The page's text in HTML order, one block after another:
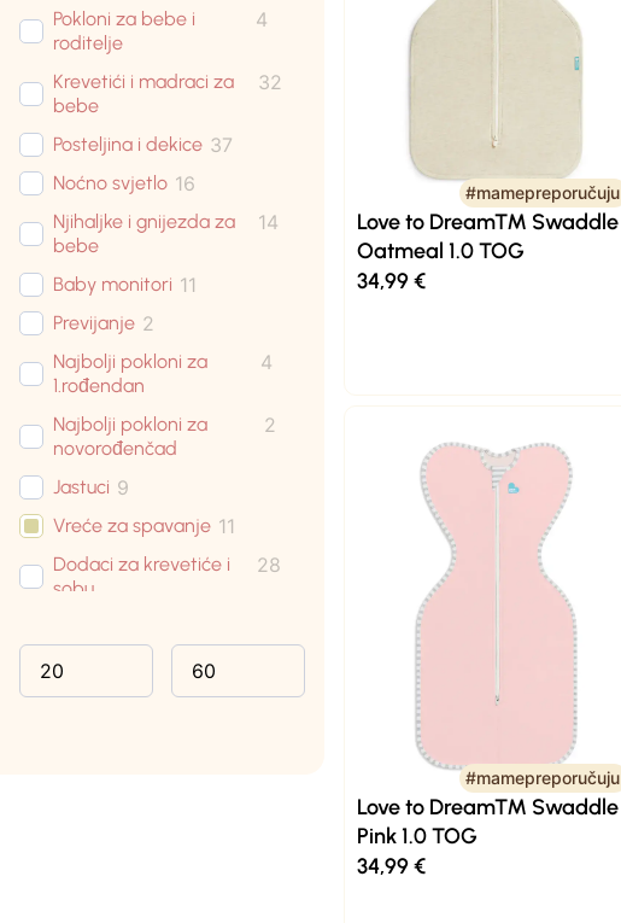
Pokloni za bebe i
roditelje
4
Krevetići i madraci za
bebe
32
Posteljina i dekice 37
Noćno svjetlo 16
Njihaljke i gnijezda za
bebe
14
Baby monitori 11
Previjanje 2
Najbolji pokloni za
1.rođendan
4
Najbolji pokloni za
novorođenčad
2
Jastuci 9
Vreće za spavanje 11
Dodaci za krevetiće i
sobu
28
Madraci
Putni krevetići 5
#mamepreporučuju
Love to Dream™ Swaddle
Oatmeal 1.0 TOG
34,99€
#mamepreporučuju
Love to Dream™ Swaddle
Pink 1.0 TOG
34,99€